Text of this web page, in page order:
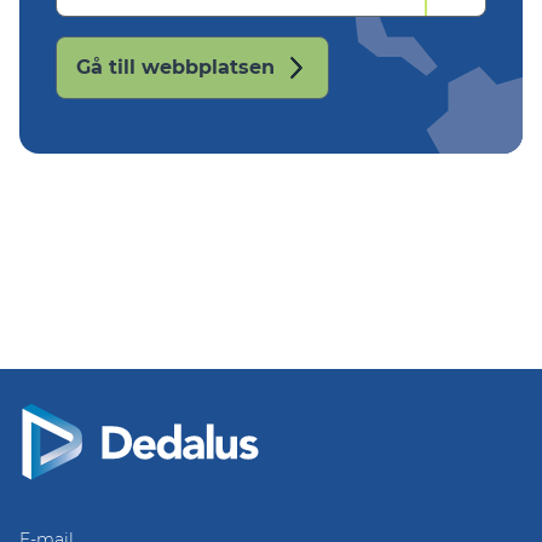
Gå till webbplatsen